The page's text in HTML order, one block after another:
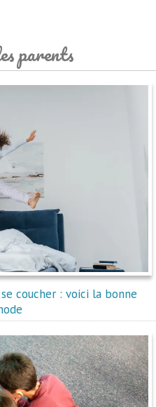
parents
coucher : voici la bonne